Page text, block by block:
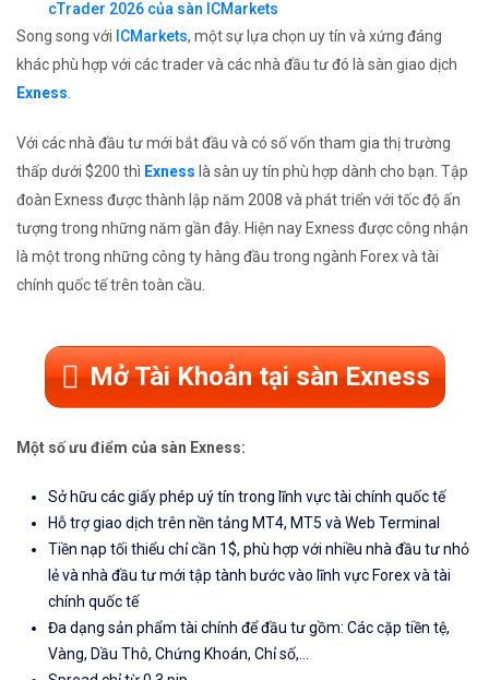
cTrader 2026 của sàn ICMarkets
Song song với ICMarkets, một sự lựa chọn uy tín và xứng đáng
khác phù hợp với các trader và các nhà đầu tư đó là sàn giao dịch
Exness.
Với các nhà đầu tư mới bắt đầu và có số vốn tham gia thị trường
thấp dưới $200 thì Exness là sàn uy tín phù hợp dành cho bạn. Tập
đoàn Exness được thành lập năm 2008 và phát triển với tốc độ ấn
tượng trong những năm gần đây. Hiện nay Exness được công nhận
là một trong những công ty hàng đầu trong ngành Forex và tài
chính quốc tế trên toàn cầu.
Mở Tài Khoản tại sàn Exness
Một số ưu điểm của sàn Exness:
Sở hữu các giấy phép uý tín trong lĩnh vực tài chính quốc tế
Hỗ trợ giao dịch trên nền tảng MT4, MT5 và Web Terminal
Tiền nạp tối thiểu chỉ cần 1$, phù hợp với nhiều nhà đầu tư nhỏ
lẻ và nhà đầu tư mới tập tành bước vào lĩnh vực Forex và tài
chính quốc tế
Đa dạng sản phẩm tài chính để đầu tư gồm: Các cặp tiền tệ,
Vàng, Dầu Thô, Chứng Khoán, Chỉ số,...